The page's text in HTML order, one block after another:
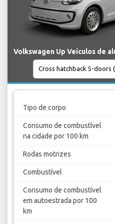
Volkswagen Up Veículos de
Tipo de corpo
Consumo de combustível
na cidade por 100 km
Rodas motrizes
Combustível
Consumo de combustível
em autoestrada por 100
km